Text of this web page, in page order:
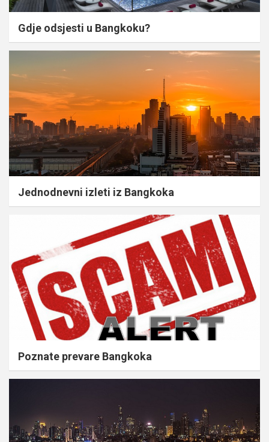
Gdje odsjesti u Bangkoku?
Jednodnevni izleti iz Bangkoka
Poznate prevare Bangkoka